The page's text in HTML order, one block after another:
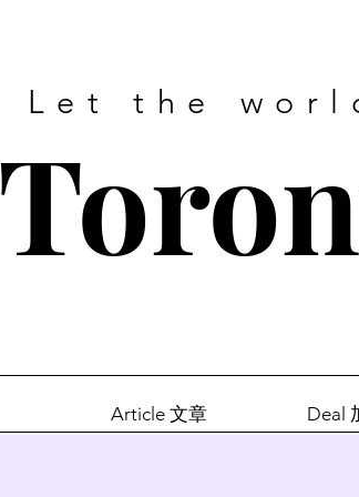
Let the
Article 文章 Deal